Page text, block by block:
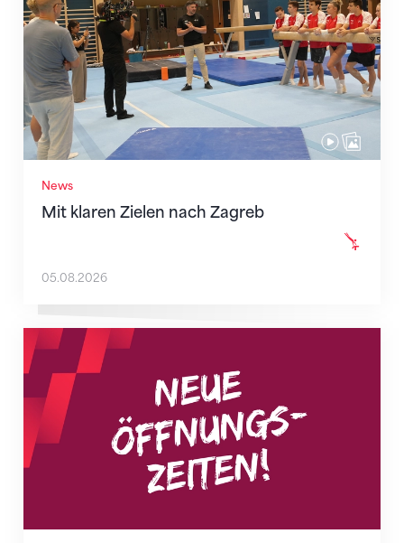
News
Mit klaren Zielen nach Zagreb
05.08.2026
Neue Empfangszeiten ab 1. August 2026